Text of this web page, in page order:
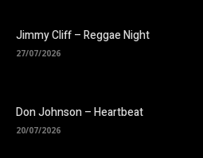
Jimmy Cliff – Reggae Night
27/07/2026
Don Johnson – Heartbeat
20/07/2026